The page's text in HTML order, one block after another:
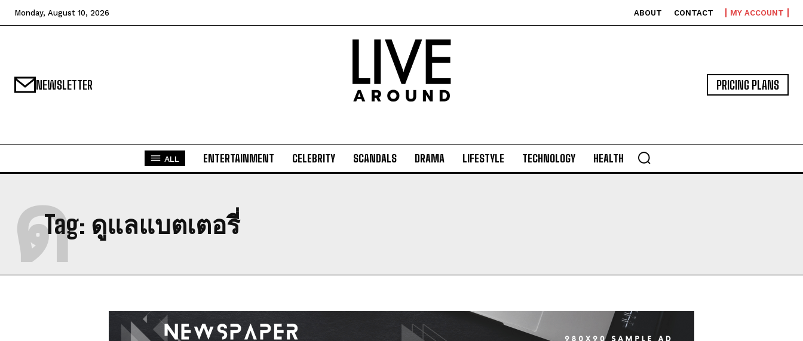
I've read and accept the Privacy Policy.
Monday, August 10, 2026 ABOUT CONTACT MY ACCOUNT
NEWSLETTER PRICING PLANS
ALL ENTERTAINMENT CELEBRITY SCANDALS DRAMA LIFESTYLE TECHNOLOGY HEALTH
Tag: ดูแลแบตเตอรี่
ด